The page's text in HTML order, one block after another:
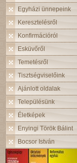
Egyházi ünnepeink
Keresztelésről
Konfirmációról
Esküvőről
Temetésről
Tisztségviselőink
Ajánlott oldalak
Településünk
Életképek
Enyingi Török Bálint
Bocsor István